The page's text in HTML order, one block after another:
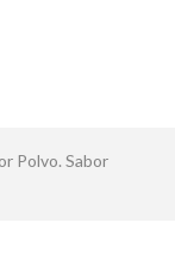
Polvo. Sabor